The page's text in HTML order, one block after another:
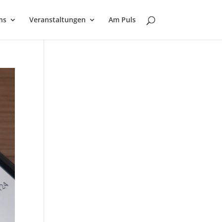
Veranstaltungen Am Puls